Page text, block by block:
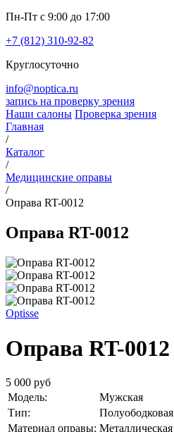
Пн-Пт с 9:00 до 17:00
+7 (812) 310-92-82
Круглосуточно
info@noptica.ru
запись на проверку зрения
Наши салоны Проверка зрения
Главная
/
Каталог
/
Медицинские оправы
/
Оправа RT-0012
Оправа RT-0012
Optisse
Оправа RT-0012
5 000 руб
Модель:
Мужская
Тип:
Полуободковая
Материал оправы: Металлическая